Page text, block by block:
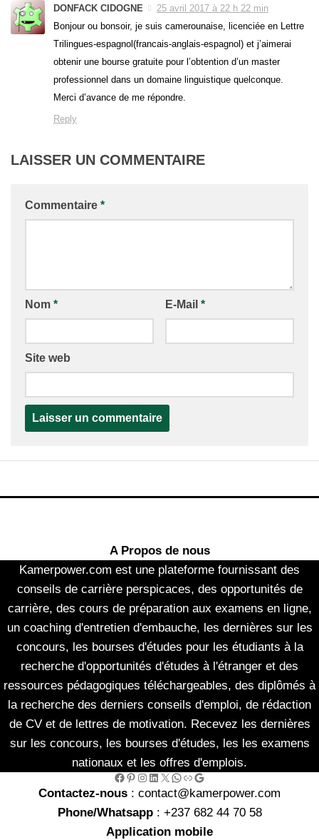
DONFACK CIDOGNE
25 avril 2017 à 22 h 22 min
Bonjour ou bonsoir, je suis camerounaise, licenciée en Lettre
Trilingues-espagnol(francais-anglais-espagnol) et j’aimerai
obtenir une bourse gratuite pour l’obtention d’un master
professionnel dans un domaine linguistique quelconque.
Merci d’avance de me répondre.
Reply
LAISSER UN COMMENTAIRE
Commentaire *
Nom * E-Mail *
Site web
A Propos de nous
Kamerpower.com est une plateforme fournissant des
conseils de carrière perspicaces, des opportunités de
carrière, des cours de préparation aux examens en ligne,
un coaching d'entretien d'embauche, les dernières sur les
concours, les bourses d'études pour les étudiants à la
recherche d'opportunités d'études à l'étranger et des
ressources pédagogiques téléchargeables, des diplômés à
la recherche des derniers conseils d'emploi, de rédaction
de CV et de lettres de motivation. Recevez les dernières
sur les concours, les bourses d'études, les les examens
nationaux et les offres d'emplois.
Facebook Pinterest Instagram LinkedIn X WhatsApp Link Google
Contactez-nous : contact@kamerpower.com
Phone/Whatsapp: +237 682 44 70 58
Application mobile